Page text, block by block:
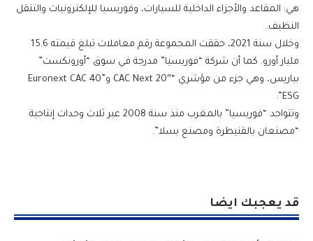
هي: المقاعد والأجزاء الداخلية للسيارات، وفوريسيا للإلكترونيات والتنقل
النظيف.
وخلال سنة 2021، حققت المجموعة رقم معاملات تبلغ قيمته 15.6
مليار أورو. كما أن شركة “فوريسيا” مدرجة في سوق “أورونكست”
بباريس، وهي جزء من مؤشري “CAC Next 20″ و”Euronext CAC 40
ESG”.
وتتواجد “فوريسيا” بالمغرب منذ سنة 2008 عبر ثلاث وحدات إنتاجية
“مصنعان بالقنيطرة ومصنع بسلا”.
قد يعجبك ايضا